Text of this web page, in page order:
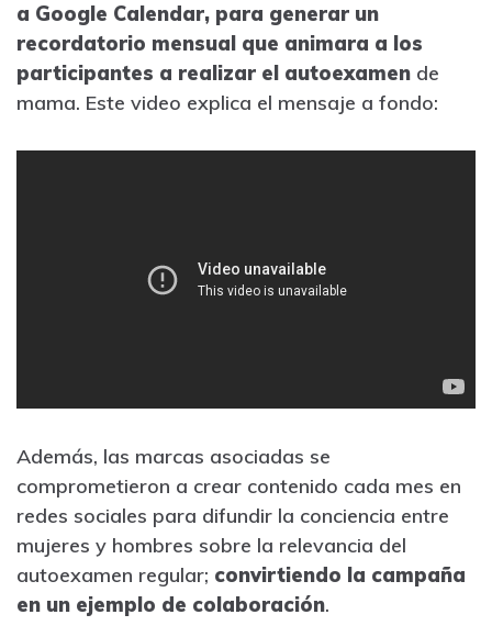
a Google Calendar, para generar un
recordatorio mensual que animara a los
participantes a realizar el autoexamen de
mama. Este video explica el mensaje a fondo:
Además, las marcas asociadas se
comprometieron a crear contenido cada mes en
redes sociales para difundir la conciencia entre
mujeres y hombres sobre la relevancia del
autoexamen regular; convirtiendo la campaña
en un ejemplo de colaboración.